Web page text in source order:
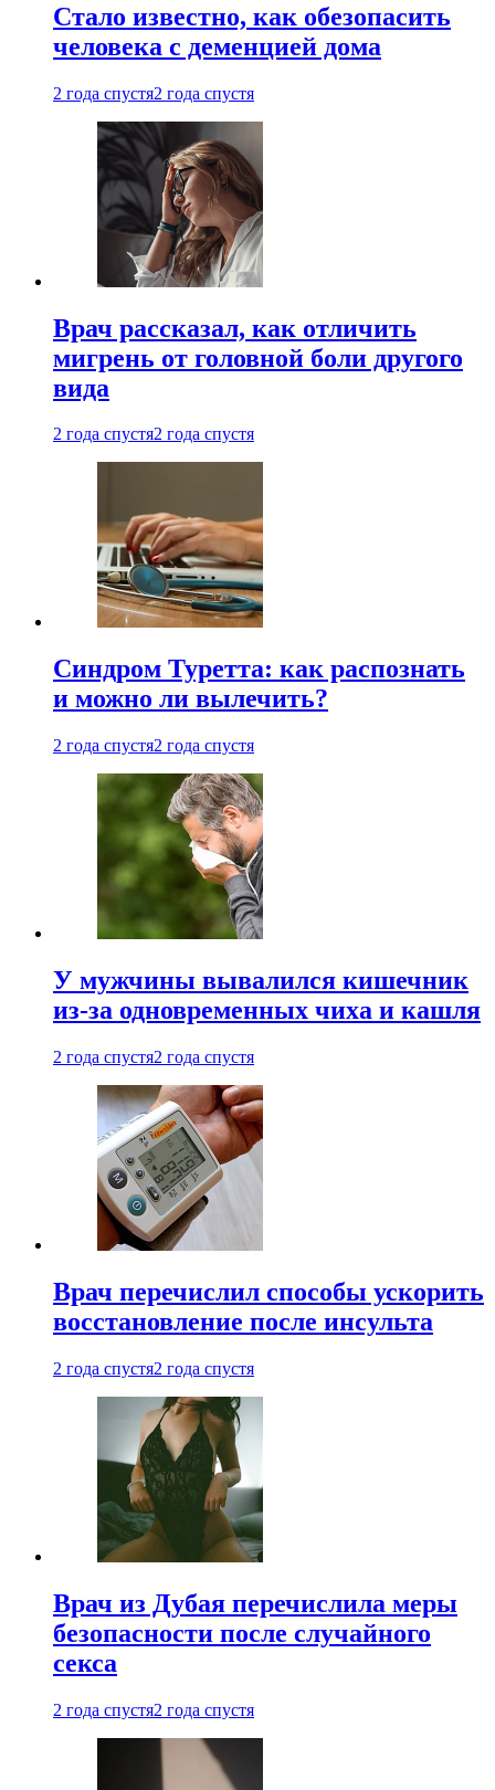
Стало известно, как обезопасить
человека с деменцией дома
2 года спустя2 года спустя
Врач рассказал, как отличить
мигрень от головной боли другого
вида
2 года спустя2 года спустя
Синдром Туретта: как распознать
и можно ли вылечить?
2 года спустя2 года спустя
У мужчины вывалился кишечник
из-за одновременных чиха и кашля
2 года спустя2 года спустя
Врач перечислил способы ускорить
восстановление после инсульта
2 года спустя2 года спустя
Врач из Дубая перечислила меры
безопасности после случайного
секса
2 года спустя2 года спустя